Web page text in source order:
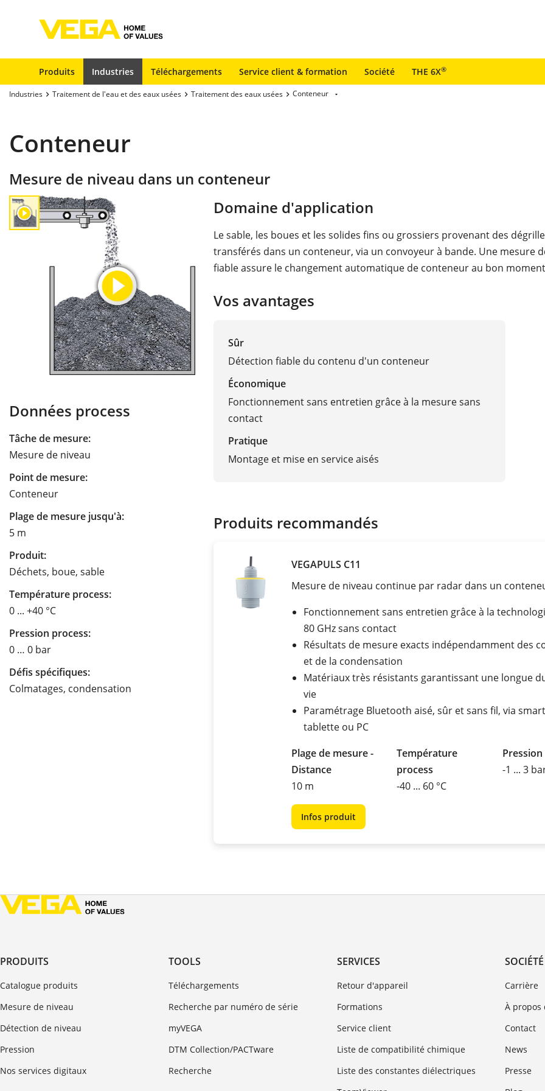
Produits Industries Téléchargements Service client & formation Société THE 6X®
Industries Traitement de l'eau et des eaux usées Traitement des eaux usées Conteneur
Conteneur
Mesure de niveau dans un conteneur
Données process
Tâche de mesure:
Mesure de niveau
Point de mesure:
Conteneur
Plage de mesure jusqu'à:
5 m
Produit:
Déchets, boue, sable
Température process:
0 ... +40 °C
Pression process:
0 … 0 bar
Défis spécifiques:
Colmatages, condensation
Domaine d'application
Le sable, les boues et les solides fins ou grossiers provenant des
transférés dans un conteneur, via un convoyeur à bande. Une mesure
fiable assure le changement automatique de conteneur au bon
Vos avantages
Sûr
Détection fiable du contenu d'un conteneur
Économique
Fonctionnement sans entretien grâce à la mesure sans
contact
Pratique
Montage et mise en service aisés
Produits recommandés
VEGAPULS C11
Mesure de niveau continue par radar dans un
Fonctionnement sans entretien grâce à la
80 GHz sans contact
Résultats de mesure exacts indépendamment des
et de la condensation
Matériaux très résistants garantissant une longue
vie
Paramétrage Bluetooth aisé, sûr et sans fil, via
tablette ou PC
Plage de mesure -
Distance
10 m
Température
process
-40 ... 60 °C
-1 ... 3
Infos produit
PRODUITS
Catalogue produits
Mesure de niveau
Détection de niveau
Pression
Nos services digitaux
TOOLS
Téléchargements
Recherche par numéro de série
myVEGA
DTM Collection/PACTware
Recherche
SERVICES
Retour d'appareil
Formations
Service client
Liste de compatibilité chimique
Liste des constantes diélectriques
SOCIÉTÉ
Carrière
À propos
Contact
News
Presse